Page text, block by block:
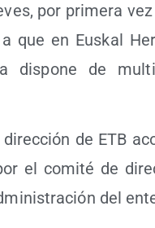
por pri­me­ra
que en Eus­kal
dis­po­ne de
de ETB
el comi­té de
del